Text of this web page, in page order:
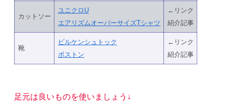
カットソー
ユニクロU
エアリズムオーバーサイズTシャツ
←リンク
紹介記事
靴
ビルケンシュトック
ボストン
←リンク
紹介記事
足元は良いものを使いましょう↓